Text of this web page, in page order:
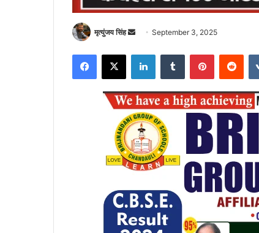
मृत्युंजय सिंह
Send
email
September 3, 2025
Facebook
X LinkedInTumblr Pinterest